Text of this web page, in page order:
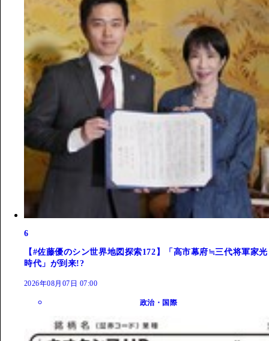
6
【#佐藤優のシン世界地図探索172】「高市幕府≒三代将軍家光
時代」が到来!?
2026年08月07日 07:00
政治・国際